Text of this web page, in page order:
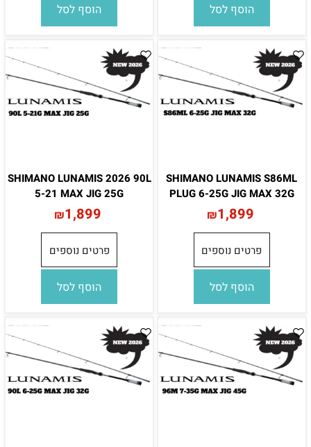
הוסף לסל הוסף לסל
SHIMANO LUNAMIS S86ML
PLUG 6-25G JIG MAX 32G
₪1,899
פרטים נוספים
הוסף לסל
SHIMANO LUNAMIS 2026 90L
5-21 MAX JIG 25G
₪1,899
פרטים נוספים
הוסף לסל